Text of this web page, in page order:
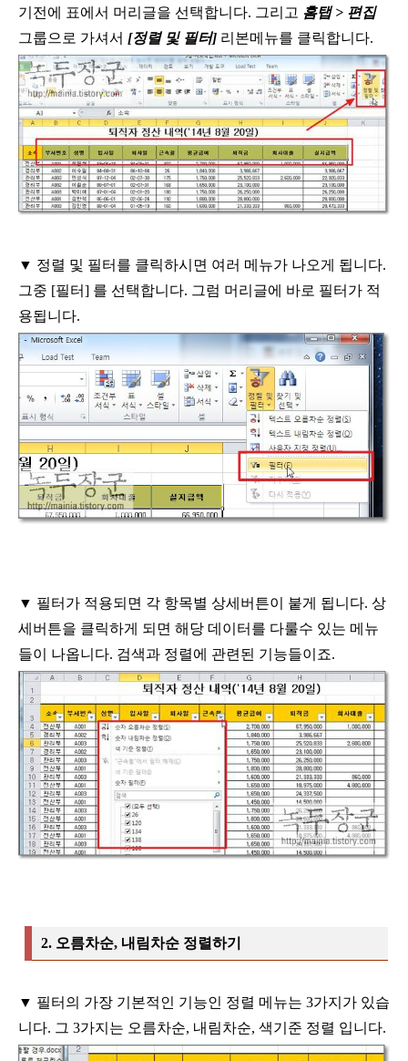
기전에 표에서 머리글을 선택합니다. 그리고 홈탭> 편집
그룹으로 가셔서 [정렬 및 필터] 리본메뉴를 클릭합니다.
▼ 정렬 및 필터를 클릭하시면 여러 메뉴가 나오게 됩니다.
그중 [필터] 를 선택합니다. 그럼 머리글에 바로 필터가 적
용됩니다.
▼ 필터가 적용되면 각 항목별 상세버튼이 붙게 됩니다. 상
세버튼을 클릭하게 되면 해당 데이터를 다룰수 있는 메뉴
들이 나옵니다. 검색과 정렬에 관련된 기능들이죠.
2. 오름차순, 내림차순 정렬하기
▼ 필터의 가장 기본적인 기능인 정렬 메뉴는 3가지가 있습
니다. 그 3가지는 오름차순, 내림차순, 색기준 정렬 입니다.